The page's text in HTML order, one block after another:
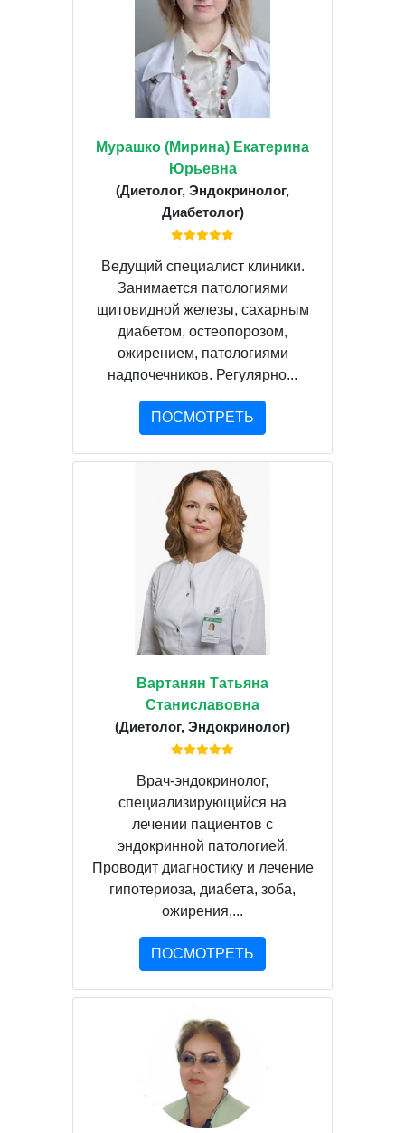
Мурашко (Мирина) Екатерина
Юрьевна
(Диетолог, Эндокринолог,
Диабетолог)
Ведущий специалист клиники.
Занимается патологиями
щитовидной железы, сахарным
диабетом, остеопорозом,
ожирением, патологиями
надпочечников. Регулярно...
ПОСМОТРЕТЬ
Вартанян Татьяна
Станиславовна
(Диетолог, Эндокринолог)
Врач-эндокринолог,
специализирующийся на
лечении пациентов с
эндокринной патологией.
Проводит диагностику и лечение
гипотериоза, диабета, зоба,
ожирения,...
ПОСМОТРЕТЬ